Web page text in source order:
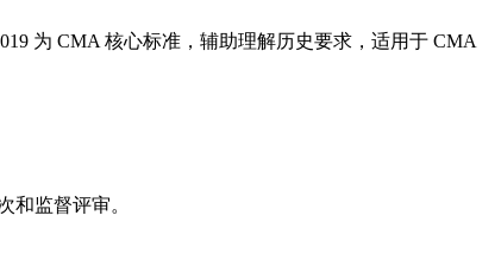
为 CMA 核心标准，辅助理解历史要求，适用于 CMA
和监督评审。